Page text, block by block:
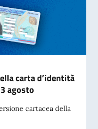
carta d’identità
agosto
cartacea della